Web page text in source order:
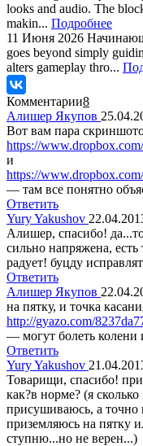
looks and audio. The
makin... Подробнее
11 Июня 2026
goes beyond simply
alters gameplay thro...
Комментарии8
Алишер Якупов
Вот вам пара
https://
и
https://
— там все понятно
Ответить
Yury Yakushov
Алишер, спасибо!
сильно напряжена, есть
радует! буцду
Ответить
Алишер Якупов
на пятку, и точка
http://gyazo.com/
— могут болеть колени
Ответить
Yury Yakushov
Товарищи, спасибо!
как?в норме? (я
присушиваюсь, а точно
приземляюсь на пятку
ступню...но не верен...)